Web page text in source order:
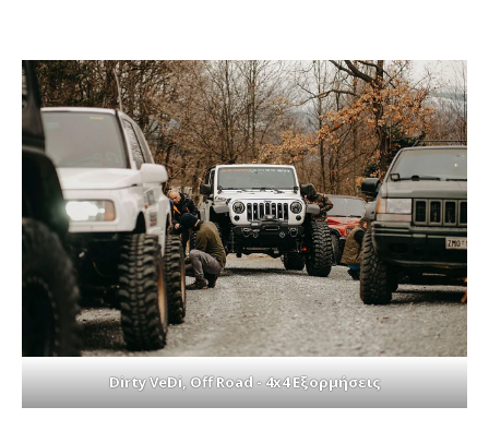
Dirty VeDi, Off Road - 4x4 Εξορμήσεις